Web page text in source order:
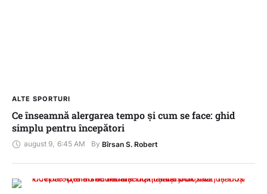
ALTE SPORTURI
Ce înseamnă alergarea tempo și cum se face: ghid
simplu pentru începători
august 9, 6:45 AM By Bîrsan S. Robert